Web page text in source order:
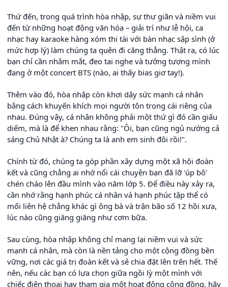
Thứ đến, trong quá trình hòa nhập, sự thư giãn và niềm vui
đến từ những hoạt động văn hóa – giải trí như lễ hội, ca
nhạc hay karaoke hàng xóm thi tài với bàn nhạc sập sình (ở
mức hợp lý) làm chúng ta quên đi căng thẳng. Thật ra, có lúc
bạn chỉ cần nhắm mắt, đeo tai nghe và tưởng tượng mình
đang ở một concert BTS (nào, ai thấy bias giơ tay!).
Thêm vào đó, hòa nhập còn khơi dậy sức mạnh cá nhân
bằng cách khuyến khích mọi người tôn trọng cái riêng của
nhau. Đúng vậy, cá nhân không phải một thứ gì đó cần giấu
diếm, mà là để khen nhau rằng: "Ôi, bạn cũng ngủ nướng cả
sáng Chủ Nhật à? Chúng ta là anh em sinh đôi rồi!".
Chính từ đó, chúng ta góp phần xây dựng một xã hội đoàn
kết và cũng chẳng ai nhớ nổi cái chuyện bạn đã lỡ 'úp bô'
chén cháo lên đầu mình vào năm lớp 5. Để điều này xảy ra,
cần nhớ rằng hạnh phúc cá nhân và hạnh phúc tập thể có
mối liên hệ chẳng khác gì ông bà và trận bão số 12 hồi xưa,
lúc nào cũng giăng giăng như cơm bữa.
Sau cùng, hòa nhập không chỉ mang lại niềm vui và sức
mạnh cá nhân, mà còn là nền tảng cho một cộng đồng bền
vững, nơi các giá trị đoàn kết và sẻ chia đặt lên trên hết. Thế
nên, nếu các bạn có lựa chọn giữa ngồi lỳ một mình với
chiếc điện thoại hay tham gia một hoạt động cộng đồng, hãy